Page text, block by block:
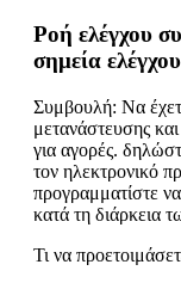
Ροή ελέγχου
σημεία
Συμβουλή: Να
μετανάστευσης
για αγορές.
τον ηλεκτρονικό
προγραμματίστε
κατά τη διάρκεια
Τι να